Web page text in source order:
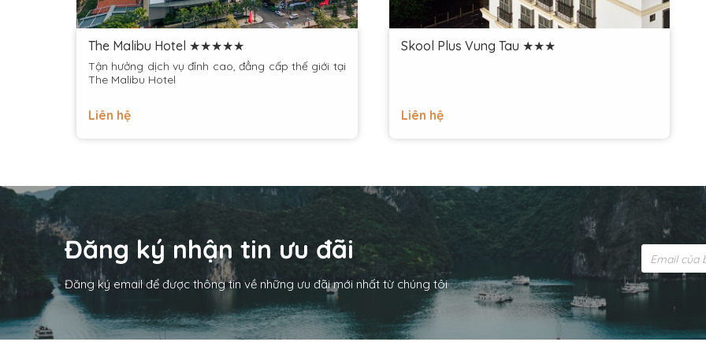
The Malibu Hotel ★★★★★
Tận hưởng dịch vụ đỉnh cao, đẳng cấp thế giới tại
The Malibu Hotel
Liên hệ
Skool Plus Vung Tau ★★★
Liên hệ
Đăng ký nhận tin ưu đãi
Đăng ký email để được thông tin về những ưu đãi mới nhất từ chúng tôi